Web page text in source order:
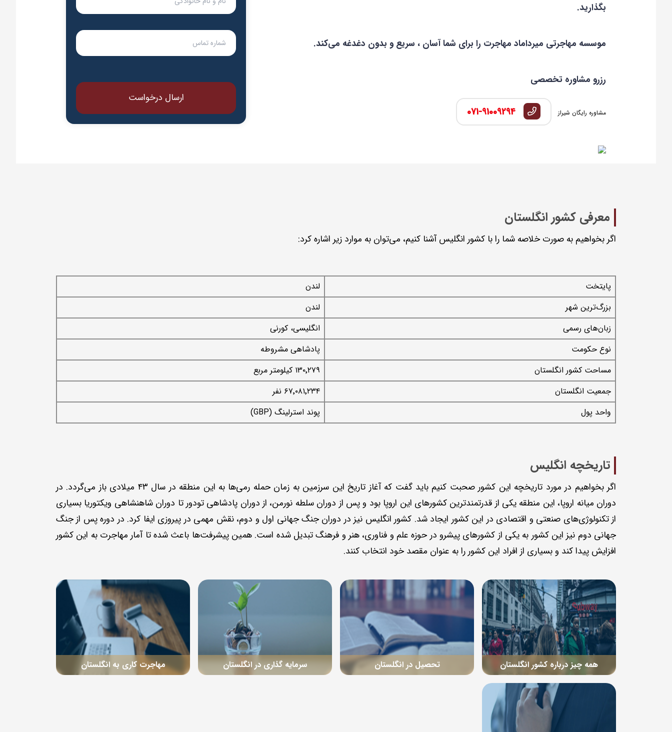
بگذارید.
موسسه مهاجرتی میرداماد مهاجرت را برای شما آسان ، سریع و بدون دغدغه می‌کند.
رزرو مشاوره تخصصی
مشاوره رایگان شیراز 071-91009294
معرفی کشور انگلستان
اگر بخواهیم به صورت خلاصه شما را با کشور انگلیس آشنا کنیم، می‌توان به موارد زیر اشاره کرد:
پایتخت
لندن
بزرگ‌ترین شهر
لندن
زبان‌های رسمی
انگلیسی، کورنی
نوع حکومت
پادشاهی مشروطه
مساحت کشور انگلستان
۱۳۰٬۲۷۹ کیلومتر مربع
جمعیت انگلستان
۶۷٬۰۸۱٬۲۳۴ نفر
واحد پول
پوند استرلینگ (GBP)
تاریخچه انگلیس
اگر بخواهیم در مورد تاریخچه این کشور صحبت کنیم باید گفت که آغاز تاریخ این سرزمین به زمان حمله رمی‌ها به این منطقه در سال ۴۳ میلادی باز می‌گردد. در
دوران میانه اروپا، این منطقه یکی از قدرتمندترین کشورهای این اروپا بود و پس از دوران سلطه نورمن، از دوران پادشاهی تودور تا دوران شاهنشاهی ویکتوریا بسیاری
از تکنولوژی‌های صنعتی و اقتصادی در این کشور ایجاد شد. کشور انگلیس نیز در دوران جنگ جهانی اول و دوم، نقش مهمی در پیروزی ایفا کرد. در دوره پس از جنگ
جهانی دوم نیز این کشور به یکی از کشورهای پیشرو در حوزه علم و فناوری، هنر و فرهنگ تبدیل شده است. همین پیشرفت‌ها باعث شده تا آمار مهاجرت به این کشور
افزایش پیدا کند و بسیاری از افراد این کشور را به عنوان مقصد خود انتخاب کنند.
همه چیز درباره کشور انگلستان تحصیل در انگلستان سرمایه گذاری در انگلستان مهاجرت کاری به انگلستان